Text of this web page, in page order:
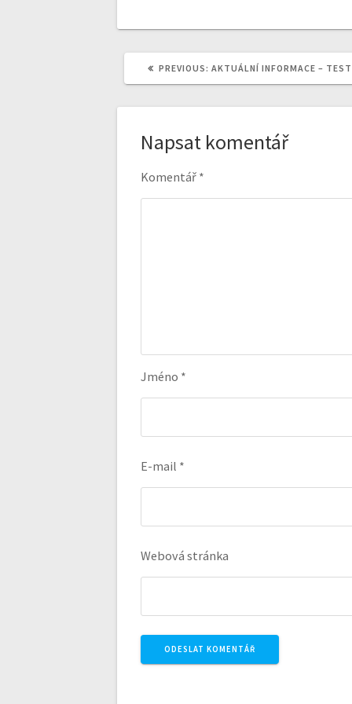
PREVIOUS: PREVIOUS
AKTUÁLNÍ INFORMACE –
Napsat komentář
Komentář *
Jméno *
E-mail *
Webová stránka